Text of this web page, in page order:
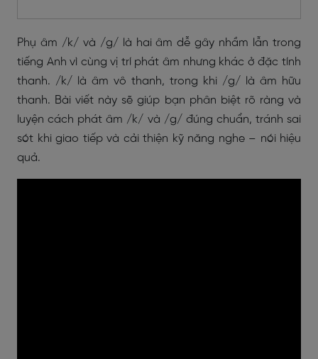
Phụ âm /k/ và /g/ là hai âm dễ gây nhầm lẫn trong
tiếng Anh vì cùng vị trí phát âm nhưng khác ở đặc tính
thanh. /k/ là âm vô thanh, trong khi /g/ là âm hữu
thanh. Bài viết này sẽ giúp bạn phân biệt rõ ràng và
luyện cách phát âm /k/ và /g/ đúng chuẩn, tránh sai
sót khi giao tiếp và cải thiện kỹ năng nghe – nói hiệu
quả.